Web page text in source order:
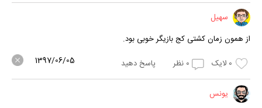
سهیل
از همون زمان کشتی کج بازیگر خوبی بود.
0 لایک 0 نظر پاسخ دهید 1397/06/05
یونس